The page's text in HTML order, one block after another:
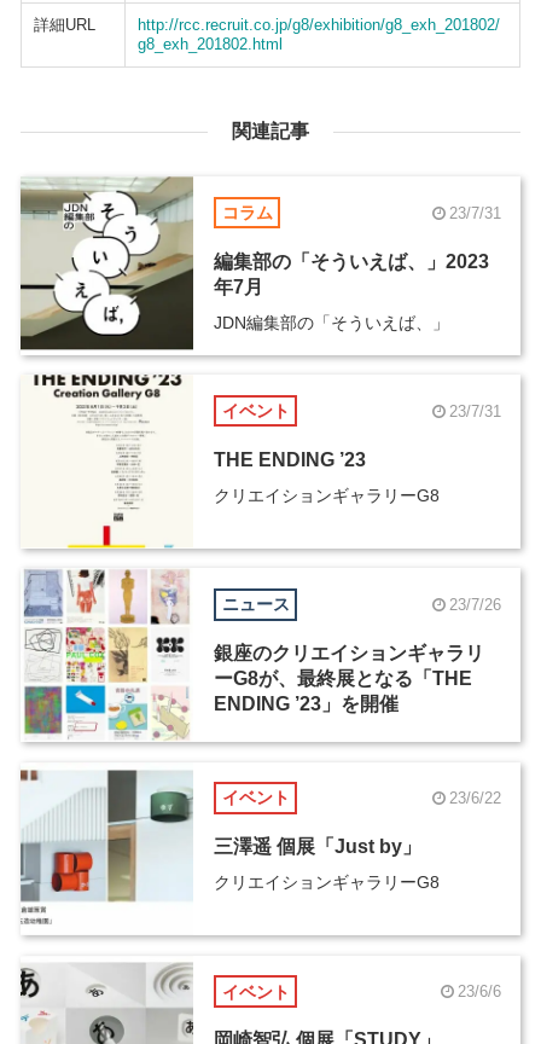
詳細URL
http://rcc.recruit.co.jp/g8/exhibition/g8_exh_201802/
g8_exh_201802.html
関連記事
コラム 23/7/31
編集部の「そういえば、」2023
年7月
JDN編集部の「そういえば、」
イベント 23/7/31
THE ENDING ’23
クリエイションギャラリーG8
ニュース 23/7/26
銀座のクリエイションギャラリ
ーG8が、最終展となる「THE
ENDING ’23」を開催
イベント 23/6/22
三澤遥 個展「Just by」
クリエイションギャラリーG8
イベント 23/6/6